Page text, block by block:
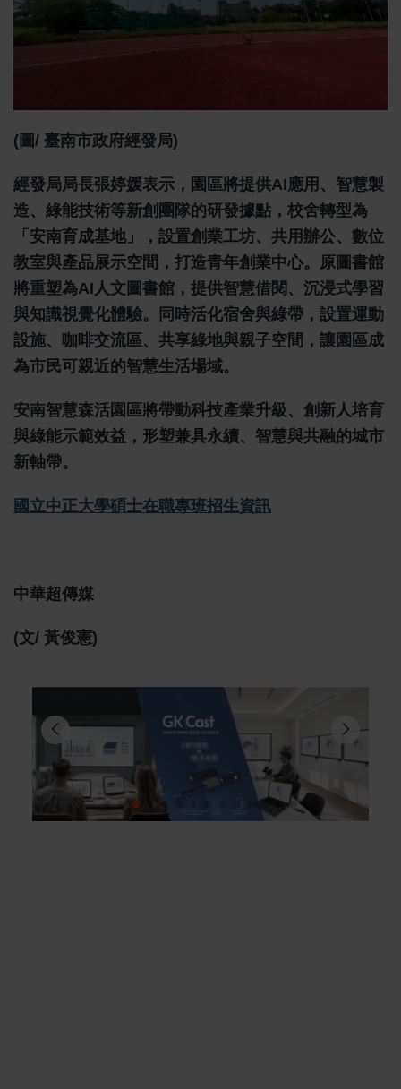
(圖/ 臺南市政府經發局)
經發局局長張婷媛表示，園區將提供AI應用、智慧製
造、綠能技術等新創團隊的研發據點，校舍轉型為
「安南育成基地」，設置創業工坊、共用辦公、數位
教室與產品展示空間，打造青年創業中心。原圖書館
將重塑為AI人文圖書館，提供智慧借閱、沉浸式學習
與知識視覺化體驗。同時活化宿舍與綠帶，設置運動
設施、咖啡交流區、共享綠地與親子空間，讓園區成
為市民可親近的智慧生活場域。
安南智慧森活園區將帶動科技產業升級、創新人培育
與綠能示範效益，形塑兼具永續、智慧與共融的城市
新軸帶。
國立中正大學碩士在職專班招生資訊
中華超傳媒
(文/ 黃俊憲)